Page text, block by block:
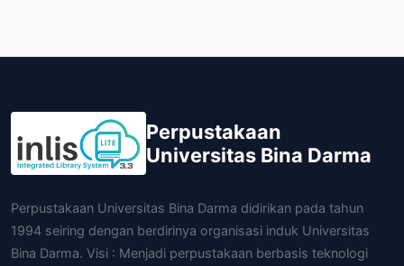
Perpustakaan
Universitas Bina Darma
Perpustakaan Universitas Bina Darma didirikan pada tahun
1994 seiring dengan berdirinya organisasi induk Universitas
Bina Darma. Visi : Menjadi perpustakaan berbasis teknologi